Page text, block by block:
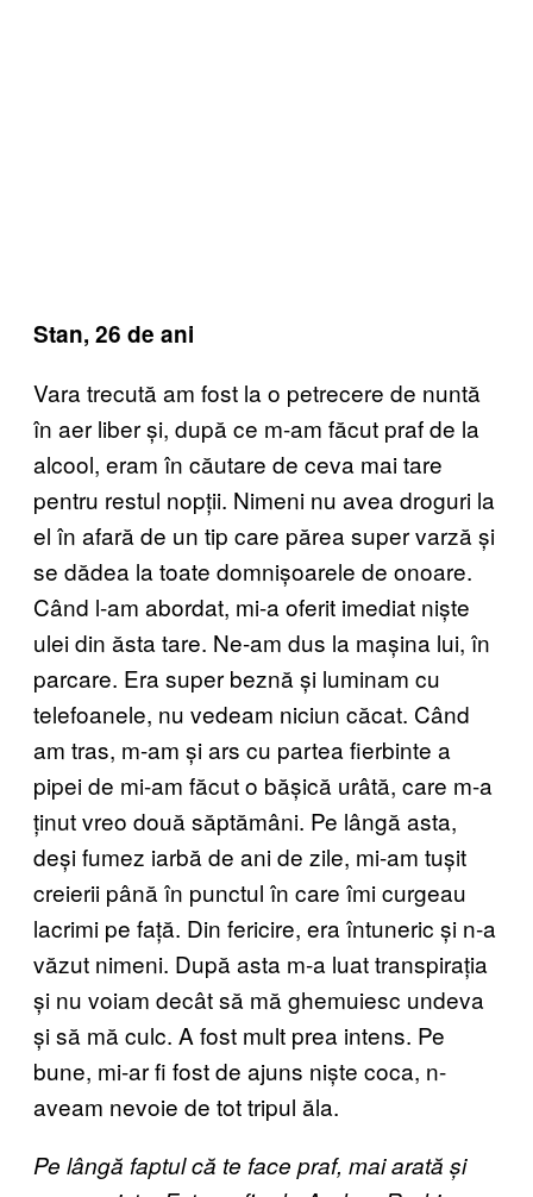
Stan, 26 de ani
Vara trecută am fost la o petrecere de nuntă
în aer liber și, după ce m-am făcut praf de la
alcool, eram în căutare de ceva mai tare
pentru restul nopții. Nimeni nu avea droguri la
el în afară de un tip care părea super varză și
se dădea la toate domnișoarele de onoare.
Când l-am abordat, mi-a oferit imediat niște
ulei din ăsta tare. Ne-am dus la mașina lui, în
parcare. Era super beznă și luminam cu
telefoanele, nu vedeam niciun căcat. Când
am tras, m-am și ars cu partea fierbinte a
pipei de mi-am făcut o bășică urâtă, care m-a
ținut vreo două săptămâni. Pe lângă asta,
deși fumez iarbă de ani de zile, mi-am tușit
creierii până în punctul în care îmi curgeau
lacrimi pe față. Din fericire, era întuneric și n-a
văzut nimeni. După asta m-a luat transpirația
și nu voiam decât să mă ghemuiesc undeva
și să mă culc. A fost mult prea intens. Pe
bune, mi-ar fi fost de ajuns niște coca, n-
aveam nevoie de tot tripul ăla.
Pe lângă faptul că te face praf, mai arată și